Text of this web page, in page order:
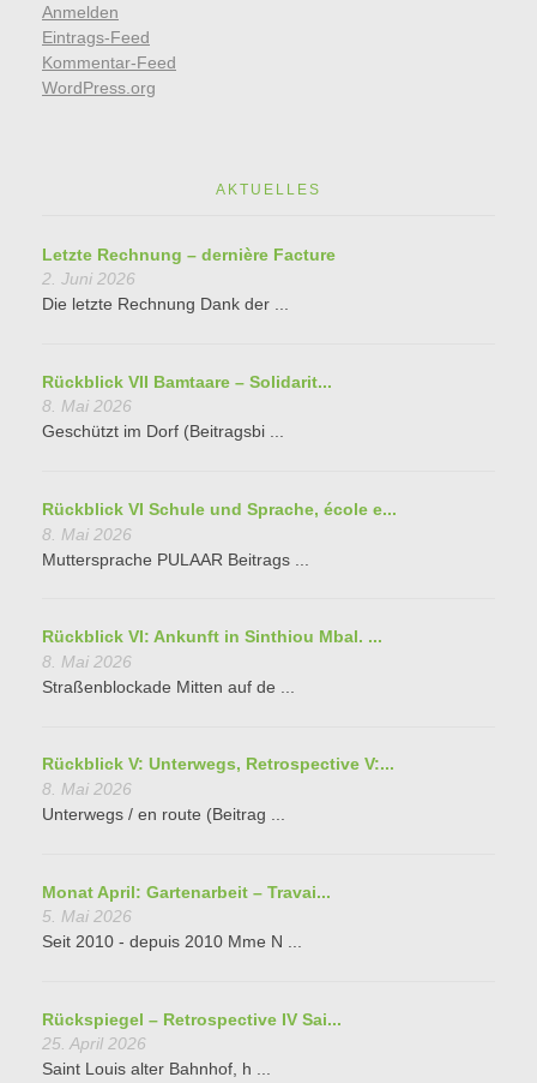
Anmelden
Eintrags-Feed
Kommentar-Feed
WordPress.org
AKTUELLES
Letzte Rechnung – dernière Facture
2. Juni 2026
Die letzte Rechnung Dank der ...
Rückblick VII Bamtaare – Solidarit...
8. Mai 2026
Geschützt im Dorf (Beitragsbi ...
Rückblick VI Schule und Sprache, école e...
8. Mai 2026
Muttersprache PULAAR Beitrags ...
Rückblick VI: Ankunft in Sinthiou Mbal. ...
8. Mai 2026
Straßenblockade Mitten auf de ...
Rückblick V: Unterwegs, Retrospective V:...
8. Mai 2026
Unterwegs / en route (Beitrag ...
Monat April: Gartenarbeit – Travai...
5. Mai 2026
Seit 2010 - depuis 2010 Mme N ...
Rückspiegel – Retrospective IV Sai...
25. April 2026
Saint Louis alter Bahnhof, h ...